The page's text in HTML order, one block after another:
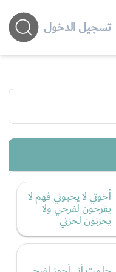
تسجيل الدخول
أخوتي لا يحبوني فهم لا
يفرحون لفرحي ولا
يحزنون لحزني